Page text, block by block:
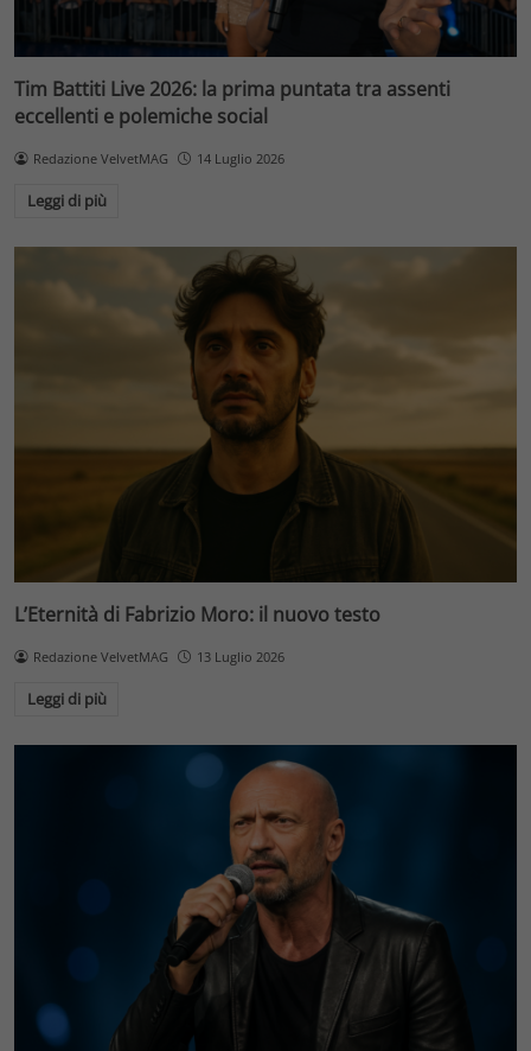
Tim Battiti Live 2026: la prima puntata tra assenti
eccellenti e polemiche social
Redazione VelvetMAG 14 Luglio 2026
Leggi di più
L’Eternità di Fabrizio Moro: il nuovo testo
Redazione VelvetMAG 13 Luglio 2026
Leggi di più